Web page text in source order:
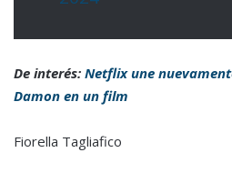
De interés: Netflix une
Damon en un film
Fiorella Tagliafico